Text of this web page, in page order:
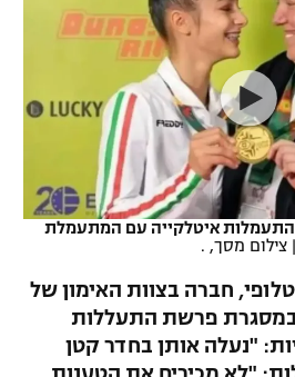
התעמלות איטלקייה עם המתעמלת
| צילום מסך, .
חברה בצוות האימון של
פרשת התעללות
"נעלה אותן בחדר קטן